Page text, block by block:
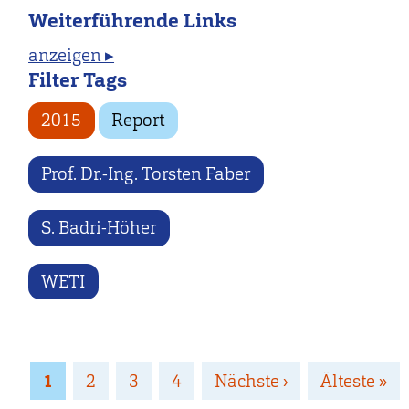
Weiterführende Links
anzeigen ▸
Filter Tags
2015 Report
Prof. Dr.-Ing. Torsten Faber
S. Badri-Höher
WETI
Seitennummerierung
Page
1 Page
2 Page
3 Page
4
Nächste
Nächste ›
Letzte
Älteste »